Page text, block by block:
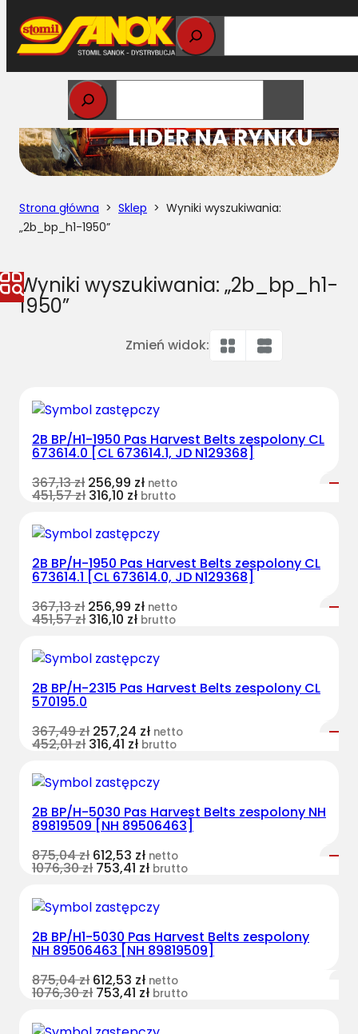
Przejdź
do
treści
STOMIL
LIDER NA RYNKU
Strona główna > Sklep > Wyniki wyszukiwania:
„2b_bp_h1-1950”
Wyniki wyszukiwania: „2b_bp_h1-
1950”
Zmień widok:
2B BP/H1-1950 Pas Harvest Belts zespolony CL
673614.0 [CL 673614.1, JD N129368]
367,13zł 256,99 zł netto
451,57zł 316,10 zł brutto
2B BP/H-1950 Pas Harvest Belts zespolony CL
673614.1 [CL 673614.0, JD N129368]
367,13zł 256,99 zł netto
451,57zł 316,10 zł brutto
2B BP/H-2315 Pas Harvest Belts zespolony CL
570195.0
367,49zł 257,24 zł netto
452,01zł 316,41 zł brutto
2B BP/H-5030 Pas Harvest Belts zespolony NH
89819509 [NH 89506463]
875,04zł 612,53 zł netto
1076,30zł 753,41 zł brutto
2B BP/H1-5030 Pas Harvest Belts zespolony
NH 89506463 [NH 89819509]
875,04zł 612,53 zł netto
1076,30zł 753,41 zł brutto